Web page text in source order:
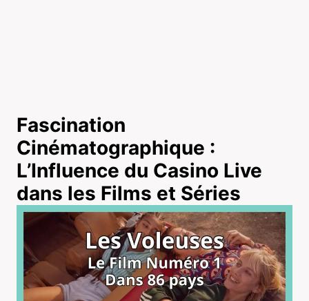
Fascination
Cinématographique :
L’Influence du Casino Live
dans les Films et Séries